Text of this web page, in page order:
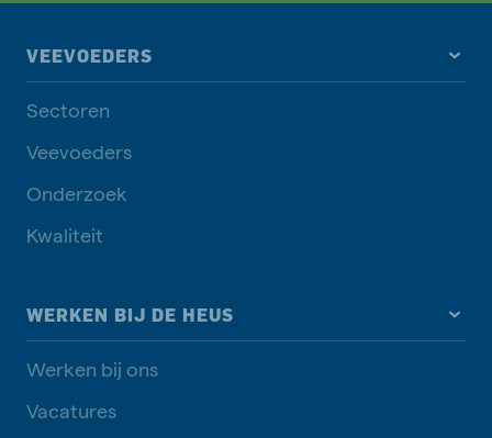
VEEVOEDERS
Sectoren
Veevoeders
Onderzoek
Kwaliteit
WERKEN BIJ DE HEUS
Werken bij ons
Vacatures